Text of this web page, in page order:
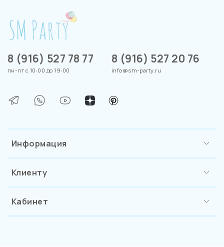
Информация
Клиенту
Кабинет
8 (916) 527 78 77
пн-пт с 10:00 до 19:00
8 (916) 527 20 76
info@sm-party.ru